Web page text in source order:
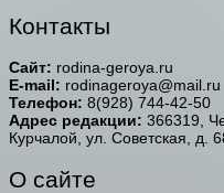
Контакты
Сайт: rodina-geroya.ru
E-mail: rodinageroya@mail.ru
Телефон: 8(928) 744-42-50
Адрес редакции: 366319,
Курчалой, ул. Советская, д.
О сайте